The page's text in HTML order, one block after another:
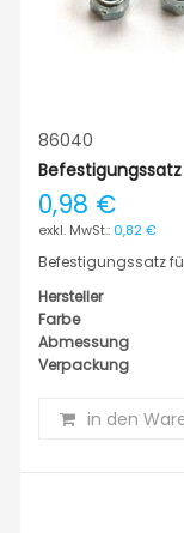
86040
Befestigungssatz
0,98 €
0,82 €
Befestigungssatz
Hersteller
Farbe
Abmessung
Verpackung
in den